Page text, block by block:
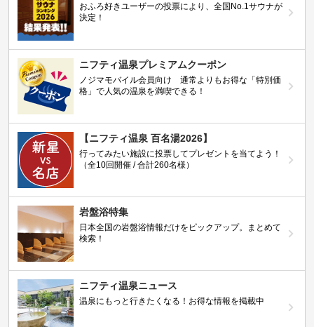
おふろ好きユーザーの投票により、全国No.1サウナが
決定！
ニフティ温泉プレミアムクーポン
ノジマモバイル会員向け 通常よりもお得な「特別価
格」で人気の温泉を満喫できる！
【ニフティ温泉 百名湯2026】
行ってみたい施設に投票してプレゼントを当てよう！
（全10回開催 / 合計260名様）
岩盤浴特集
日本全国の岩盤浴情報だけをピックアップ。まとめて
検索！
ニフティ温泉ニュース
温泉にもっと行きたくなる！お得な情報を掲載中